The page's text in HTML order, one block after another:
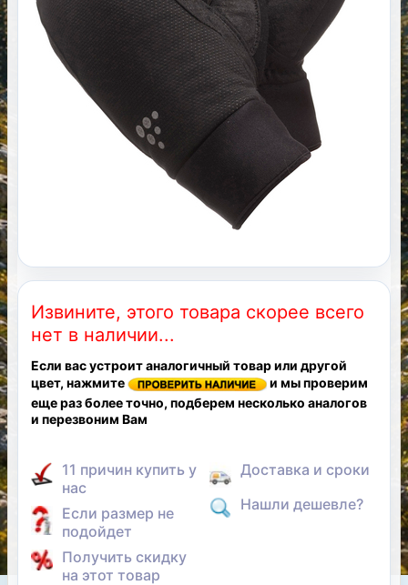
Извините, этого товара скорее всего
нет в наличии...
Если вас устроит аналогичный товар или другой
цвет, нажмите
и мы проверим
еще раз более точно, подберем несколько аналогов
и перезвоним Вам
11 причин купить у
нас
Если размер не
подойдет
Получить скидку
на этот товар
Доставка и сроки
Нашли дешевле?